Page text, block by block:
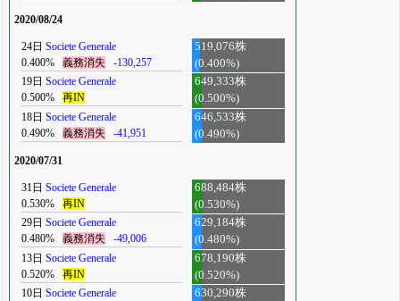
2020/08/24
24日 Societe Generale
0.400%
義務消失 -130,257
519,076株
(0.400%)
19日 Societe Generale
0.500%
再IN
649,333株
(0.500%)
18日 Societe Generale
0.490%
義務消失 -41,951
646,533株
(0.490%)
2020/07/31
31日 Societe Generale
0.530%
再IN
688,484株
(0.530%)
29日 Societe Generale
0.480%
義務消失 -49,006
629,184株
(0.480%)
13日 Societe Generale
0.520%
再IN
678,190株
(0.520%)
10日 Societe Generale
630,290株